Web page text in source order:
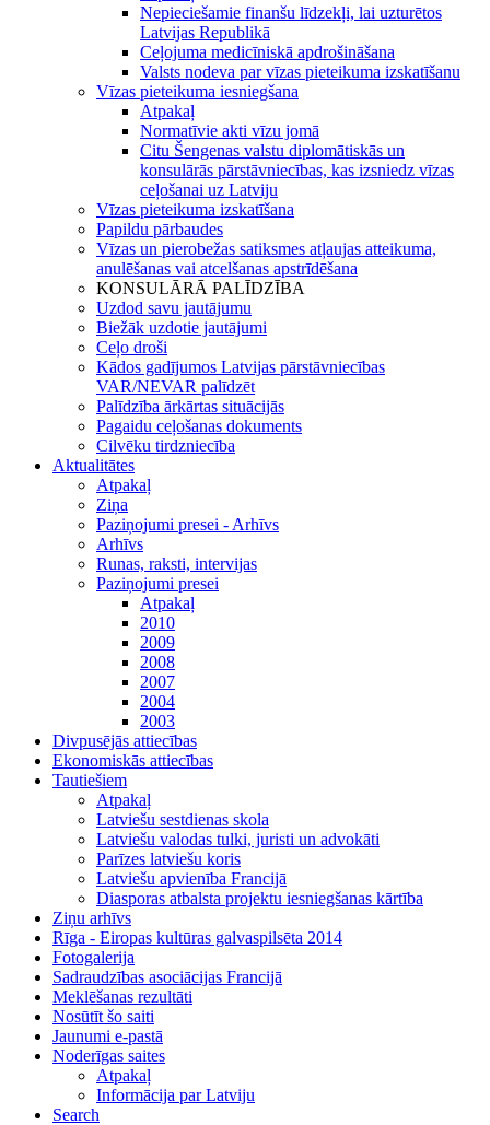
Nepieciešamie finanšu līdzekļi, lai uzturētos
Latvijas Republikā
Ceļojuma medicīniskā apdrošināšana
Valsts nodeva par vīzas pieteikuma izskatīšanu
Vīzas pieteikuma iesniegšana
Atpakaļ
Normatīvie akti vīzu jomā
Citu Šengenas valstu diplomātiskās un
konsulārās pārstāvniecības, kas izsniedz vīzas
ceļošanai uz Latviju
Vīzas pieteikuma izskatīšana
Papildu pārbaudes
Vīzas un pierobežas satiksmes atļaujas atteikuma,
anulēšanas vai atcelšanas apstrīdēšana
KONSULĀRĀ PALĪDZĪBA
Uzdod savu jautājumu
Biežāk uzdotie jautājumi
Ceļo droši
Kādos gadījumos Latvijas pārstāvniecības
VAR/NEVAR palīdzēt
Palīdzība ārkārtas situācijās
Pagaidu ceļošanas dokuments
Cilvēku tirdzniecība
Aktualitātes
Atpakaļ
Ziņa
Paziņojumi presei - Arhīvs
Arhīvs
Runas, raksti, intervijas
Paziņojumi presei
Atpakaļ
2010
2009
2008
2007
2004
2003
Divpusējās attiecības
Ekonomiskās attiecības
Tautiešiem
Atpakaļ
Latviešu sestdienas skola
Latviešu valodas tulki, juristi un advokāti
Parīzes latviešu koris
Latviešu apvienība Francijā
Diasporas atbalsta projektu iesniegšanas kārtība
Ziņu arhīvs
Rīga - Eiropas kultūras galvaspilsēta 2014
Fotogalerija
Sadraudzības asociācijas Francijā
Meklēšanas rezultāti
Nosūtīt šo saiti
Jaunumi e-pastā
Noderīgas saites
Atpakaļ
Informācija par Latviju
Search